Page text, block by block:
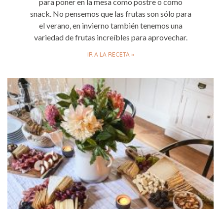
snack. No pensemos que las frutas son sólo para
el verano, en invierno también tenemos una
variedad de frutas increíbles para aprovechar.
IR A LA RECETA »